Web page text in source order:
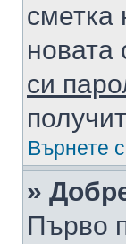
сметка
новата
си
Върнете
»
Първо